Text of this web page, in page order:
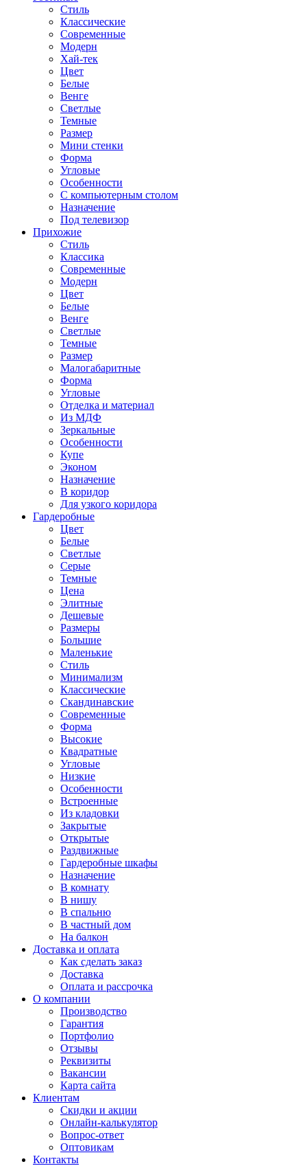
Стиль
Классические
Современные
Модерн
Хай-тек
Цвет
Белые
Венге
Светлые
Темные
Размер
Мини стенки
Форма
Угловые
Особенности
С компьютерным столом
Назначение
Под телевизор
Прихожие
Стиль
Классика
Современные
Модерн
Цвет
Белые
Венге
Светлые
Темные
Размер
Малогабаритные
Форма
Угловые
Отделка и материал
Из МДФ
Зеркальные
Особенности
Купе
Эконом
Назначение
В коридор
Для узкого коридора
Гардеробные
Цвет
Белые
Светлые
Серые
Темные
Цена
Элитные
Дешевые
Размеры
Большие
Маленькие
Стиль
Минимализм
Классические
Скандинавские
Современные
Форма
Высокие
Квадратные
Угловые
Низкие
Особенности
Встроенные
Из кладовки
Закрытые
Открытые
Раздвижные
Гардеробные шкафы
Назначение
В комнату
В нишу
В спальню
В частный дом
На балкон
Доставка и оплата
Как сделать заказ
Доставка
Оплата и рассрочка
О компании
Производство
Гарантия
Портфолио
Отзывы
Реквизиты
Вакансии
Карта сайта
Клиентам
Скидки и акции
Онлайн-калькулятор
Вопрос-ответ
Оптовикам
Контакты